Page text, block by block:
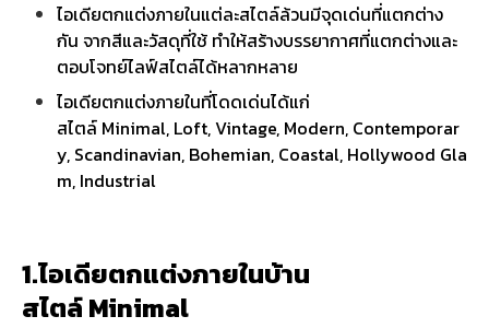
ไอเดียตกแต่งภายในแต่ละสไตล์ล้วนมีจุดเด่นที่แตกต่าง
กัน จากสีและวัสดุที่ใช้ ทำให้สร้างบรรยากาศที่แตกต่างและ
ตอบโจทย์ไลฟ์สไตล์ได้หลากหลาย
ไอเดียตกแต่งภายในที่โดดเด่นได้แก่
สไตล์ Minimal, Loft, Vintage, Modern, Contemporar
y, Scandinavian, Bohemian, Coastal, Hollywood Gla
m, Industrial
1.ไอเดียตกแต่งภายในบ้าน
สไตล์ Minimal